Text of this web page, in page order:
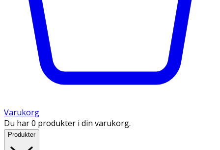
Varukorg
Du har 0 produkter i din varukorg.
Produkter